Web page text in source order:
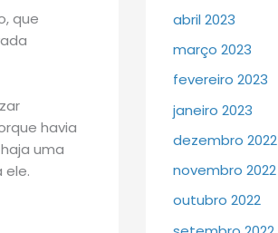
que
havia
uma
ele.
abril 2023
março 2023
fevereiro 2023
janeiro 2023
dezembro 2022
novembro 2022
outubro 2022